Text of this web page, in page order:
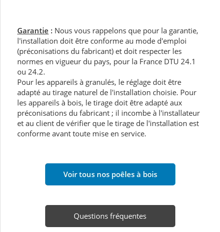
Garantie : Nous vous rappelons que pour la garantie,
l'installation doit être conforme au mode d'emploi
(préconisations du fabricant) et doit respecter les
normes en vigueur du pays, pour la France DTU 24.1
ou 24.2.
Pour les appareils à granulés, le réglage doit être
adapté au tirage naturel de l'installation choisie. Pour
les appareils à bois, le tirage doit être adapté aux
préconisations du fabricant ; il incombe à l'installateur
et au client de vérifier que le tirage de l'installation est
conforme avant toute mise en service.
Voir tous nos poêles à bois
Questions fréquentes